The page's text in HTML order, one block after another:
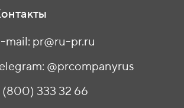
mail: pr@ru-pr.ru
@prcompanyrus
(800) 333 32 66